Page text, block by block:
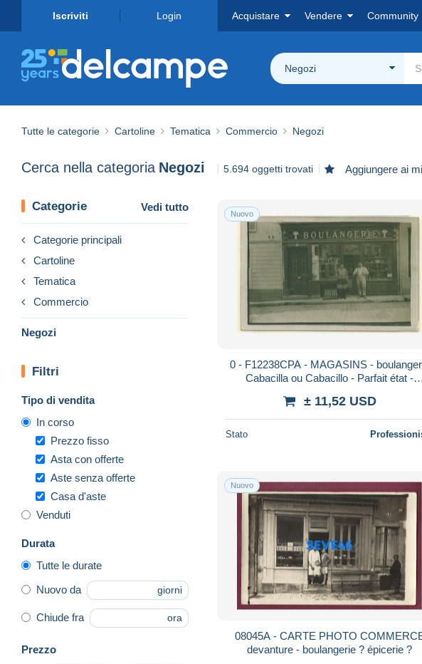
Iscriviti Login Acquistare Vendere Community
Negozi
Tutte le categorie Cartoline Tematica Commercio Negozi
Cerca nella categoria Negozi 5.694 oggetti trovati Aggiungere ai
Categorie Vedi tutto
Categorie principali
Cartoline
Tematica
Commercio
Negozi
Filtri
Tipo di vendita
In corso
Prezzo fisso
Asta con offerte
Aste senza offerte
Casa d'aste
Venduti
Durata
Tutte le durate
Nuovo da giorni
Chiude fra ora
Prezzo
Nuovo
0 - F12238CPA - MAGASINS -
Cabacilla ou Cabacillo - Parfait état -
± 11,52 USD
Stato
Nuovo
08045A - CARTE PHOTO
devanture - boulangerie ? épicerie ?